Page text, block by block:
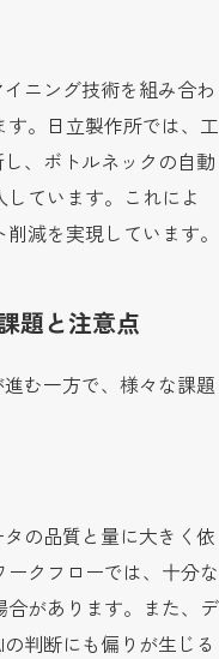
ニング技術を組み合わ
。日立製作所では、工
、ボトルネックの自動
ています。これによ
減を実現しています。
題と注意点
む一方で、様々な課題
の品質と量に大きく依
クフローでは、十分な
があります。また、デ
判断にも偏りが生じる